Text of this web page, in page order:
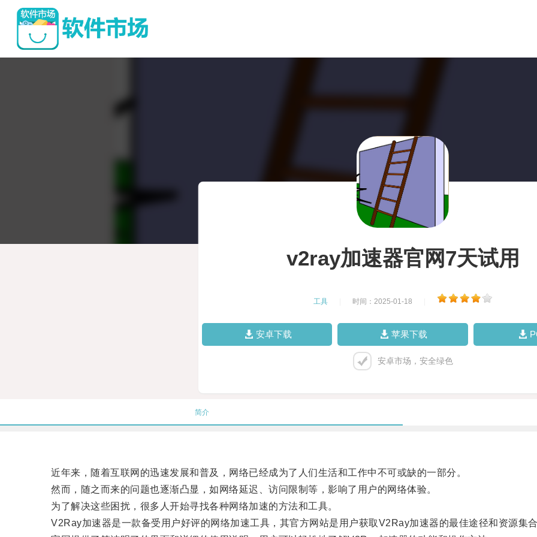
v2ray加速器官网7天试用
工具 时间：2025-01-18
安卓下载 苹果下载
安卓市场，安全绿色
简介
近年来，随着互联网的迅速发展和普及，网络已经成为了人们生活和工作中不可或缺的一部分。
然而，随之而来的问题也逐渐凸显，如网络延迟、访问限制等，影响了用户的网络体验。
为了解决这些困扰，很多人开始寻找各种网络加速的方法和工具。
V2Ray加速器是一款备受用户好评的网络加速工具，其官方网站是用户获取V2Ray加速器的最佳途径和资源集合